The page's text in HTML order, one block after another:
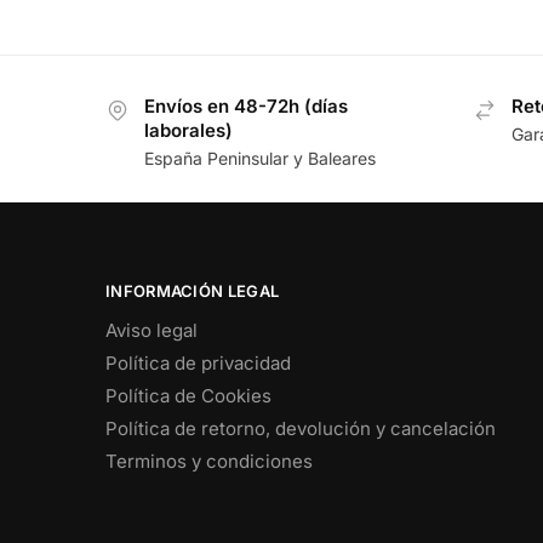
Envíos en 48-72h (días
laborales)
España Peninsular y Baleares
INFORMACIÓN LEGAL
Aviso legal
Política de privacidad
Política de Cookies
Política de retorno, devolución y cancelación
Terminos y condiciones